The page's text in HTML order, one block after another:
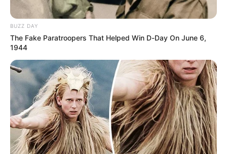
MANTÉNGASE EN ALERTA
Tenemos todas las noticias que le
interesan. Para estar bien informado, por
favor, active las notificaciones de Alerta.
ACTIVAR AHORA
BUZZ DAY
The Fake Paratroopers That Helped Win D-Day On June 6,
1944